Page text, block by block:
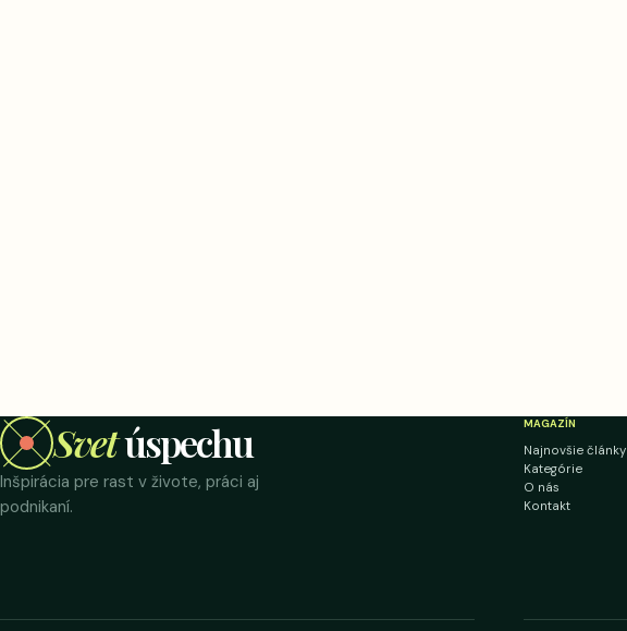
Svetúspechu
Inšpirácia pre rast v živote, práci aj
podnikaní.
MAGAZÍN
Najnovšie články
Kategórie
O nás
Kontakt